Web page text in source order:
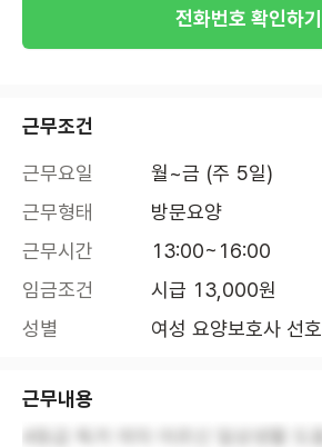
전화번호 확인하기
근무조건
근무요일
월~금 (주 5일)
근무형태
방문요양
근무시간
13:00~16:00
임금조건
시급 13,000원
성별
여성 요양보호사 선호
근무내용